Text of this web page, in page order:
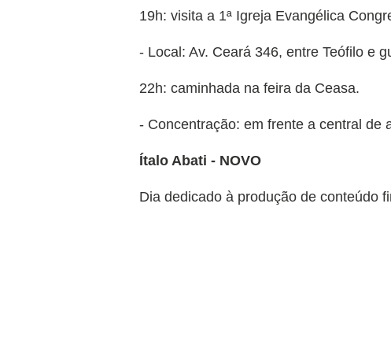
19h: visita a 1ª Igreja Evangélica
- Local: Av. Ceará 346, entre Teófilo e
22h: caminhada na feira da Ceasa.
- Concentração: em frente a central de
Ítalo Abati - NOVO
Dia dedicado à produção de conteúdo